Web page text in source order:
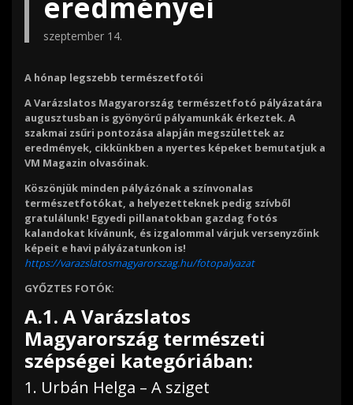
szeptember 14.
A hónap legszebb természetfotói
A Varázslatos Magyarország természetfotó pályázatára
augusztusban is gyönyörű pályamunkák érkeztek. A
szakmai zsűri pontozása alapján megszülettek az
eredmények, cikkünkben a nyertes képeket bemutatjuk a
VM Magazin olvasóinak.
Köszönjük minden pályázónak a színvonalas
természetfotókat, a helyezetteknek pedig szívből
gratulálunk! Egyedi pillanatokban gazdag fotós
kalandokat kívánunk, és izgalommal várjuk versenyzőink
képeit e havi pályázatunkon is!
https://varazslatosmagyarorszag.hu/fotopalyazat
GYŐZTES FOTÓK:
A.1. A Varázslatos
Magyarország természeti
szépségei kategóriában:
1. Urbán Helga – A sziget